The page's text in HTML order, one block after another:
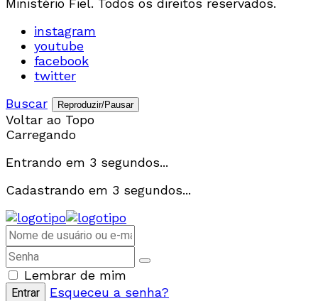
Ministério Fiel. Todos os direitos reservados.
instagram
youtube
facebook
twitter
Buscar
Reproduzir/Pausar
Voltar ao Topo
Carregando
Entrando em 3 segundos...
Cadastrando em 3 segundos...
Lembrar de mim
Esqueceu a senha?